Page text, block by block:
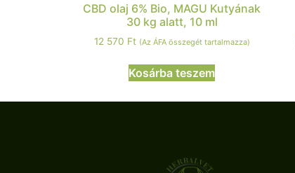
CBD olaj 6% Bio, MAGU Kutyának
30 kg alatt, 10 ml
12 570 Ft (Az ÁFA összegét tartalmazza)
Kosárba teszem